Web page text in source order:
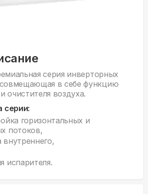
серия инверторных
в себе функцию
очистителя воздуха.
серии:
горизонтальных и
потоков,
испарителя.